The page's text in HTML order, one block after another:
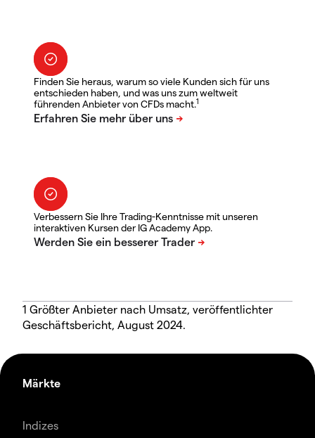
Finden Sie heraus, warum so viele Kunden sich für uns
entschieden haben, und was uns zum weltweit
führenden Anbieter von CFDs macht.1
Verbessern Sie Ihre Trading-Kenntnisse mit unseren
interaktiven Kursen der IG Academy App.
1 Größter Anbieter nach Umsatz, veröffentlichter
Geschäftsbericht, August 2024.
Märkte
Indizes